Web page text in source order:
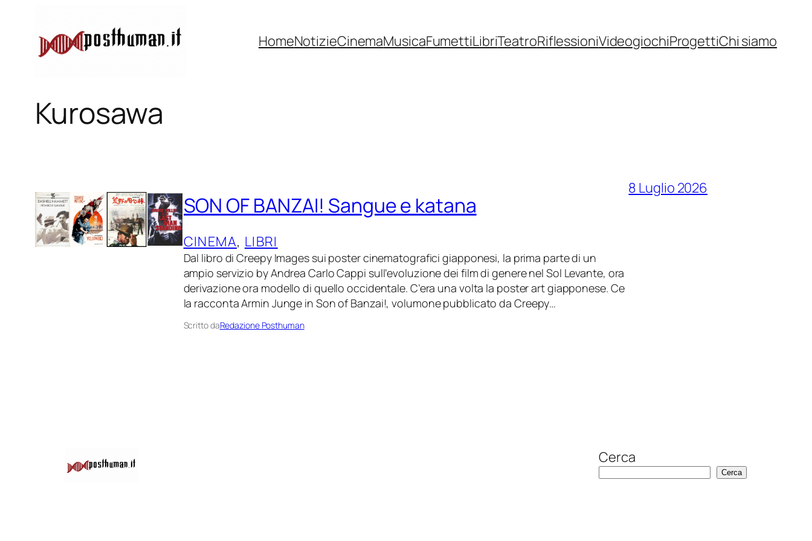
contenuto
HomeNotizieCinemaMusicaFumettiLibriTeatroRiflessioniVideogiochiProgettiChi siamo
Kurosawa
SON OF BANZAI! Sangue e katana
CINEMA, LIBRI
Dal libro di Creepy Images sui poster cinematografici giapponesi, la prima parte di un
ampio servizio by Andrea Carlo Cappi sull’evoluzione dei film di genere nel Sol Levante, ora
derivazione ora modello di quello occidentale. C’era una volta la poster art giapponese. Ce
la racconta Armin Junge in Son of Banzai!, volumone pubblicato da Creepy…
Scritto daRedazione Posthuman
8 Luglio 2026
Cerca
Cerca